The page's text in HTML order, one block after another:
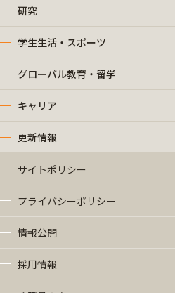
研究
学生生活・スポーツ
グローバル教育・留学
キャリア
更新情報
サイトポリシー
プライバシーポリシー
情報公開
採用情報